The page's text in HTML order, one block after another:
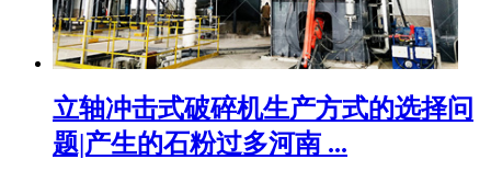
立轴冲击式破碎机生产方式的选择问
题|产生的石粉过多河南 ...